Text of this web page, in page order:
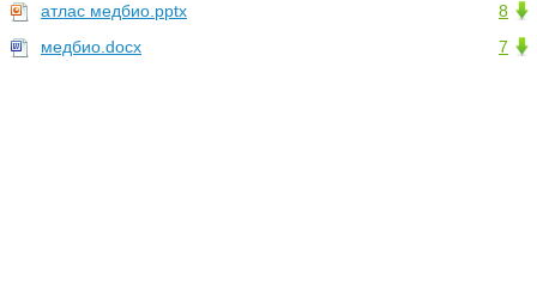
8
атлас медбио.pptx
7
медбио.docx